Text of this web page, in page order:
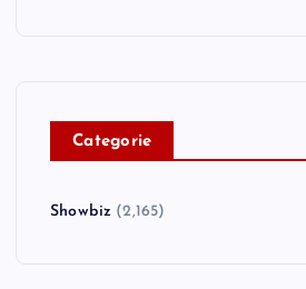
Categorie
Showbiz (2,165)